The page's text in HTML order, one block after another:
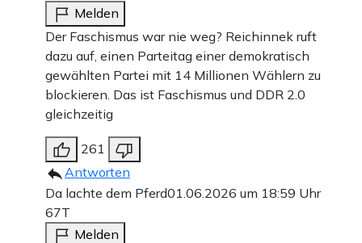
Melden
Der Faschismus war nie weg? Reichinnek ruft
dazu auf, einen Parteitag einer demokratisch
gewählten Partei mit 14 Millionen Wählern zu
blockieren. Das ist Faschismus und DDR 2.0
gleichzeitig
261
Antworten
Da lachte dem Pferd01.06.2026 um 18:59 Uhr
67T
Melden